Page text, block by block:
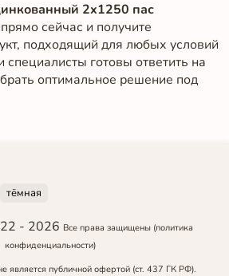
2x1250 пас
прямо сейчас и получите
подходящий для любых условий
готовы ответить на
оптимальное решение под
тёмная
- 2026 Все права защищены (политика
конфиденциальности)
является публичной офертой (ст. 437 ГК РФ).